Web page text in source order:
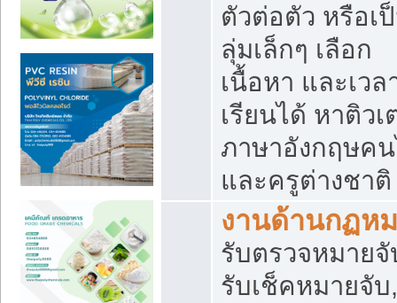
ตัวต่อตัว หรือเ
ลุ่มเล็กๆ เลือก
เนื้อหา และเวล
เรียนได้ หาติวเ
ภาษาอังกฤษค
และครูต่างชาติ
งานด้านกฏห
รับตรวจหมายจั
รับเช็คหมายจับ